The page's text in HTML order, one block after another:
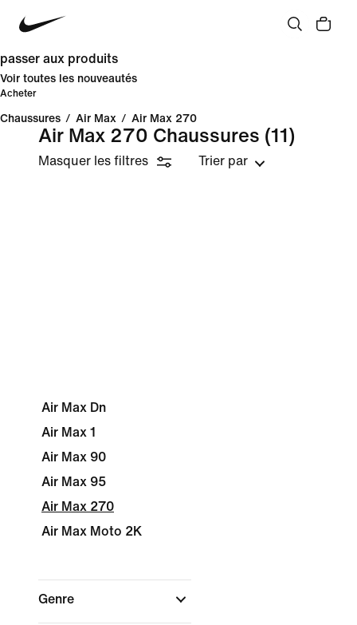
passer aux produits
Voir toutes les nouveautés
Acheter
Chaussures / Air Max / Air Max 270
Air Max 270 Chaussures (11)
Masquer les filtres Trier par
Air Max Dn
Air Max 1
Air Max 90
Air Max 95
Air Max 270
Air Max Moto 2K
Genre